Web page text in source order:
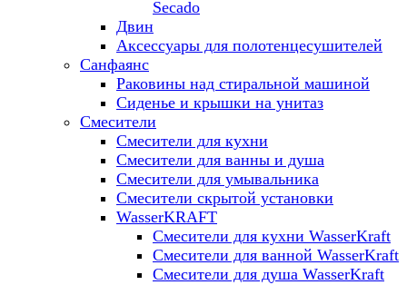
Secado
Двин
Аксессуары для полотенцесушителей
Санфаянс
Раковины над стиральной машиной
Сиденье и крышки на унитаз
Смесители
Смесители для кухни
Смесители для ванны и душа
Смесители для умывальника
Смесители скрытой установки
WasserKRAFT
Смесители для кухни WasserKraft
Смесители для ванной WasserKraft
Смесители для душа WasserKraft